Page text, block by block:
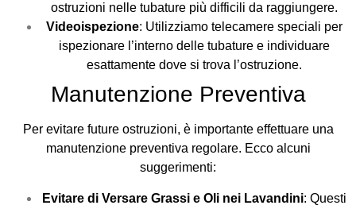
ostruzioni nelle tubature più difficili da raggiungere.
Videoispezione: Utilizziamo telecamere speciali per
ispezionare l’interno delle tubature e individuare
esattamente dove si trova l’ostruzione.
Manutenzione Preventiva
Per evitare future ostruzioni, è importante effettuare una
manutenzione preventiva regolare. Ecco alcuni
suggerimenti:
Evitare di Versare Grassi e Oli nei Lavandini: Questi